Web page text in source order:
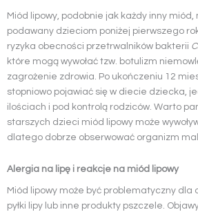
Miód lipowy, podobnie jak każdy inny miód,
podawany dzieciom poniżej pierwszego
ryzyka obecności przetrwalników bakterii
które mogą wywołać tzw. botulizm
zagrożenie zdrowia. Po ukończeniu 12
stopniowo pojawiać się w diecie dziecka,
ilościach i pod kontrolą rodziców. Warto
starszych dzieci miód lipowy może
dlatego dobrze obserwować organizm
Alergia na lipę i reakcje na miód lipowy
Miód lipowy może być problematyczny dla
pyłki lipy lub inne produkty pszczele.